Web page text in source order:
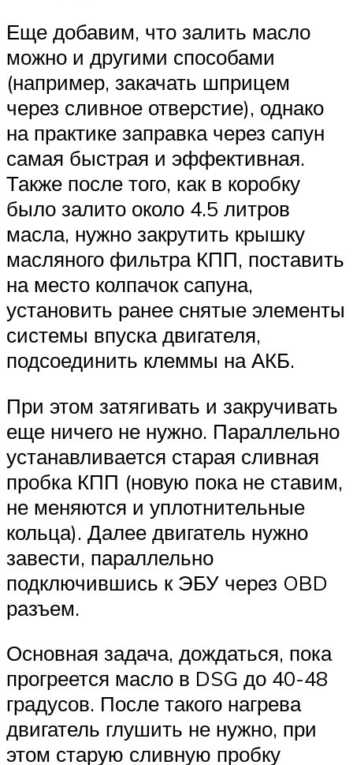
Еще добавим, что залить масло
можно и другими способами
(например, закачать шприцем
через сливное отверстие), однако
на практике заправка через сапун
самая быстрая и эффективная.
Также после того, как в коробку
было залито около 4.5 литров
масла, нужно закрутить крышку
масляного фильтра КПП, поставить
на место колпачок сапуна,
установить ранее снятые элементы
системы впуска двигателя,
подсоединить клеммы на АКБ.
При этом затягивать и закручивать
еще ничего не нужно. Параллельно
устанавливается старая сливная
пробка КПП (новую пока не ставим,
не меняются и уплотнительные
кольца). Далее двигатель нужно
завести, параллельно
подключившись к ЭБУ через OBD
разъем.
Основная задача, дождаться, пока
прогреется масло в DSG до 40-48
градусов. После такого нагрева
двигатель глушить не нужно, при
этом старую сливную пробку